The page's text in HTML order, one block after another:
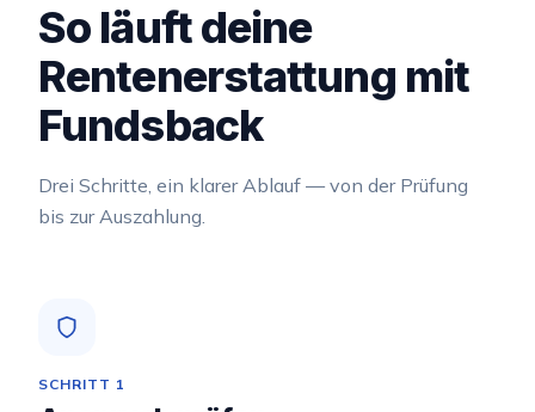
So läuft deine
Rentenerstattung mit
Fundsback
Drei Schritte, ein klarer Ablauf — von der Prüfung
bis zur Auszahlung.
SCHRITT 1